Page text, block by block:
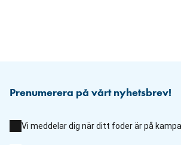
Prenumerera på vårt nyhetsbrev!
Vi meddelar dig när ditt foder är på